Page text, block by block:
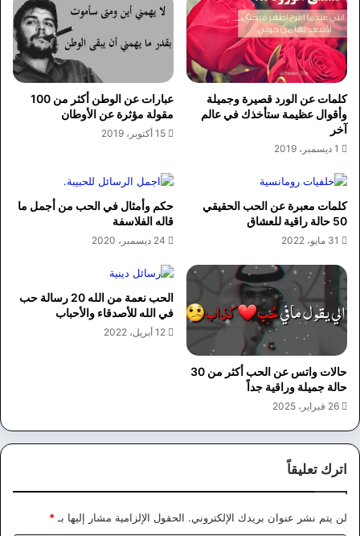
كلمات عن الورد قصيرة وجميلة
وأقوال عظيمة ستأخذك في عالم
آخر
1 ديسمبر، 2019
عبارات عن الوطن أكثر من 100
مقولة مؤثرة عن الأوطان
15 أكتوبر، 2019
كلمات معبرة عن الحب الحقيقي
50 حالة راقية للعشاق
31 مايو، 2022
حكم وأمثال في الحب من أجمل ما
قاله الفلاسفة
24 ديسمبر، 2020
حالات واتس عن الحب أكثر من 30
حالة جميلة وراقية جداً
26 فبراير، 2025
الحب نعمة من الله 20 رسالة حب
في الله للأصدقاء والأحباب
12 أبريل، 2022
اترك تعليقاً
لن يتم نشر عنوان بريدك الإلكتروني. الحقول الإلزامية مشار إليها بـ *